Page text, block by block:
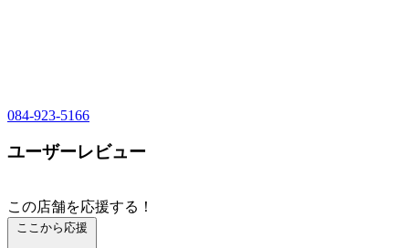
084-923-5166
ユーザーレビュー
この店舗を応援する！
ここから応援